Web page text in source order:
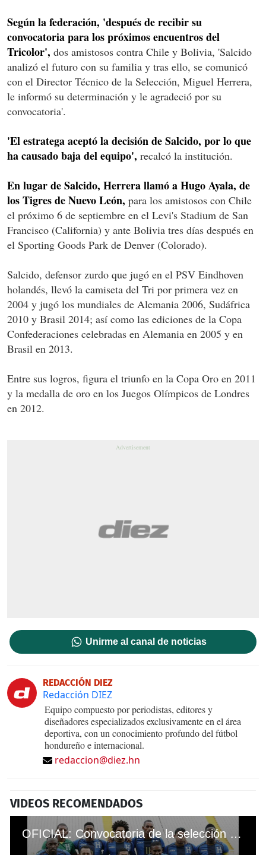
Según la federación, 'después de recibir su
convocatoria para los próximos encuentros del
Tricolor', dos amistosos contra Chile y Bolivia, 'Salcido
analizó el futuro con su familia y tras ello, se comunicó
con el Director Técnico de la Selección, Miguel Herrera,
le informó su determinación y le agradeció por su
convocatoria'.
'El estratega aceptó la decisión de Salcido, por lo que
ha causado baja del equipo', recalcó la institución.
En lugar de Salcido, Herrera llamó a Hugo Ayala, de
los Tigres de Nuevo León, para los amistosos con Chile
el próximo 6 de septiembre en el Levi's Stadium de San
Francisco (California) y ante Bolivia tres días después en
el Sporting Goods Park de Denver (Colorado).
Salcido, defensor zurdo que jugó en el PSV Eindhoven
holandés, llevó la camiseta del Tri por primera vez en
2004 y jugó los mundiales de Alemania 2006, Sudáfrica
2010 y Brasil 2014; así como las ediciones de la Copa
Confederaciones celebradas en Alemania en 2005 y en
Brasil en 2013.
Entre sus logros, figura el triunfo en la Copa Oro en 2011
y la medalla de oro en los Juegos Olímpicos de Londres
en 2012.
Unirme al canal de noticias
REDACCIÓN DIEZ
Redacción DIEZ
Equipo compuesto por periodistas, editores y
diseñadores especializados exclusivamente en el área
deportiva, con un conocimiento profundo del fútbol
hondureño e internacional.
redaccion@diez.hn
VIDEOS RECOMENDADOS
OFICIAL: Convocatoria de la selección de Honduras para amistosos ante Panamá y Chile